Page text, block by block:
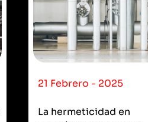
21 Febrero - 2025
La hermeticidad en